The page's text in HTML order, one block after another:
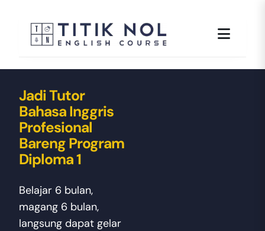
content
Jadi Tutor
Bahasa Inggris
Profesional
Bareng Program
Diploma 1
Belajar 6 bulan,
magang 6 bulan,
langsung dapat gelar